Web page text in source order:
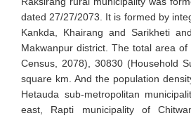
dated 27/27/2073. It is formed by
Kankda, Khairang and Sarikheti
Makwanpur district. The total area
Census, 2078), 30830 (Household
square km. And the population
Hetauda sub-metropolitan
east, Rapti municipality of